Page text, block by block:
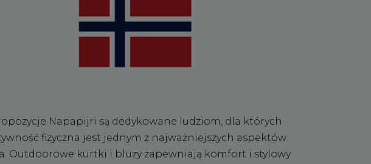
Napapijri są dedykowane ludziom, dla których
fizyczna jest jednym z najważniejszych aspektów
Outdoorowe kurtki i bluzy zapewniają komfort i stylowy